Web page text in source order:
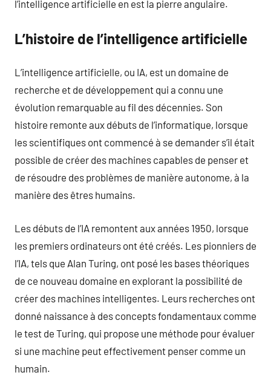
l’intelligence artificielle en est la pierre angulaire.
L’histoire de l’intelligence artificielle
L’intelligence artificielle, ou IA, est un domaine de
recherche et de développement qui a connu une
évolution remarquable au fil des décennies. Son
histoire remonte aux débuts de l’informatique, lorsque
les scientifiques ont commencé à se demander s’il était
possible de créer des machines capables de penser et
de résoudre des problèmes de manière autonome, à la
manière des êtres humains.
Les débuts de l’IA remontent aux années 1950, lorsque
les premiers ordinateurs ont été créés. Les pionniers de
l’IA, tels que Alan Turing, ont posé les bases théoriques
de ce nouveau domaine en explorant la possibilité de
créer des machines intelligentes. Leurs recherches ont
donné naissance à des concepts fondamentaux comme
le test de Turing, qui propose une méthode pour évaluer
si une machine peut effectivement penser comme un
humain.